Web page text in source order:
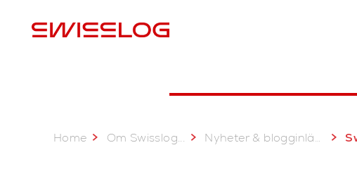
Home Om Swisslog... Nyheter & blogginlägg